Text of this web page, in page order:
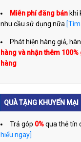
Miễn phí đăng bán khi
nhu cầu sử dụng nữa
Phát hiện hàng giả,
hàng và nhận thêm
hàng
QUÀ TẶNG KHUYẾN MẠI
Trả góp 0%qua thẻ tín
hiểu ngay]